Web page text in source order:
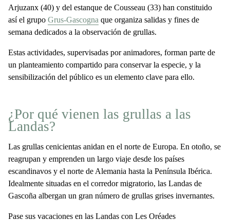
Arjuzanx (40) y del estanque de Cousseau (33) han constituido
así el grupo Grus-Gascogna que organiza salidas y fines de
semana dedicados a la observación de grullas.
Estas actividades, supervisadas por animadores, forman parte de
un planteamiento compartido para conservar la especie, y la
sensibilización del público es un elemento clave para ello.
¿Por qué vienen las grullas a las
Landas?
Las grullas cenicientas anidan en el norte de Europa. En otoño, se
reagrupan y emprenden un largo viaje desde los países
escandinavos y el norte de Alemania hasta la Península Ibérica.
Idealmente situadas en el corredor migratorio, las Landas de
Gascoña albergan un gran número de grullas grises invernantes.
Pase sus vacaciones en las Landas con Les Oréades